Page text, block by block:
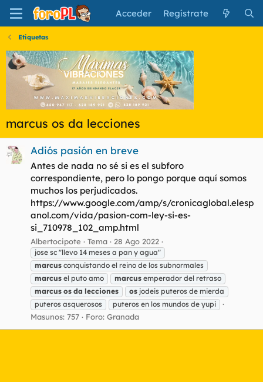
Acceder Regístrate
Etiquetas
marcus os da lecciones
Adiós pasión en breve
Antes de nada no sé si es el subforo
correspondiente, pero lo pongo porque aquí somos
muchos los perjudicados.
https://www.google.com/amp/s/cronicaglobal.elesp
anol.com/vida/pasion-com-ley-si-es-
si_710978_102_amp.html
Albertocipote Tema 28 Ago 2022
jose sc "llevo 14 meses a pan y agua"
marcus conquistando el reino de los subnormales
marcus el puto amo marcus emperador del retraso
marcus os da lecciones os jodeis puteros de mierda
puteros asquerosos
puteros en los mundos de yupi
Masunos: 757 Foro: Granada